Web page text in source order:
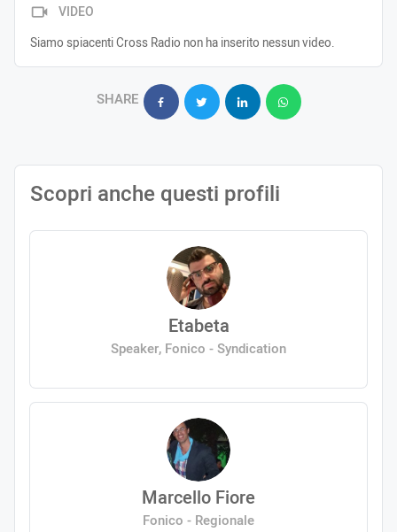
VIDEO
Siamo spiacenti Cross Radio non ha inserito nessun video.
SHARE
Scopri anche questi profili
Etabeta
Speaker, Fonico - Syndication
Marcello Fiore
Fonico - Regionale